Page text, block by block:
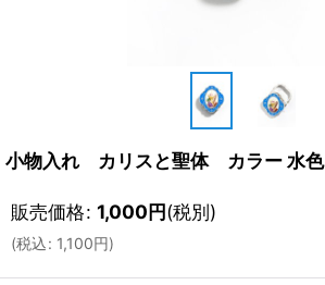
小物入れ カリスと聖体 カラー 水色
販売価格: 1,000円(税別)
(税込: 1,100円)